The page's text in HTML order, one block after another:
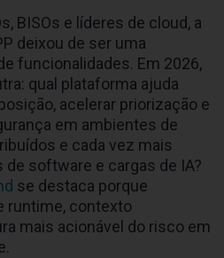
BISOs e líderes de cloud, a
deixou de ser uma
funcionalidades. Em 2026,
qual plataforma ajuda
acelerar priorização e
em ambientes de
e cada vez mais
software e cargas de IA?
se destaca porque
runtime, contexto
mais acionável do risco em